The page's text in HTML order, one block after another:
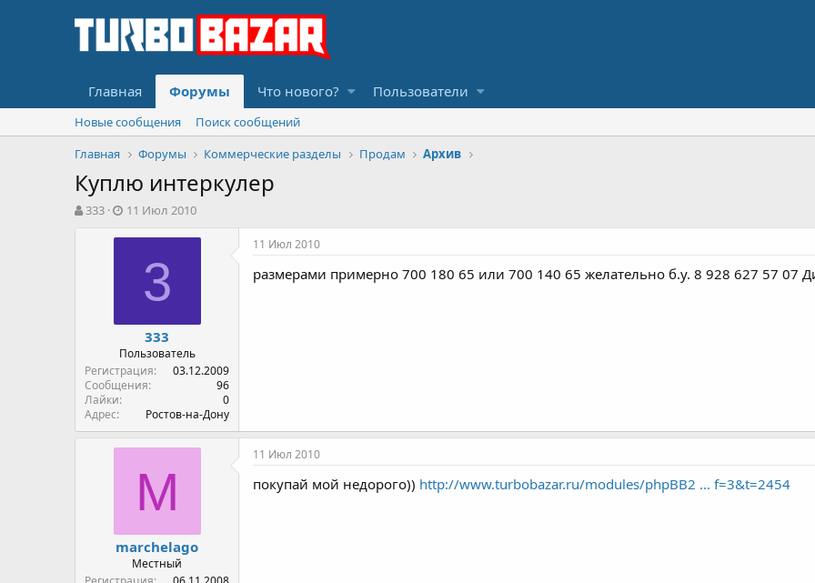
Главная Форумы Что нового? Пользователи
Новые сообщения
Поиск сообщений
Главная
Форумы Коммерческие разделы Продам Архив
Куплю интеркулер
А
333
Д
т
а
а
11 Июл 2010
3
333
Пользователь
Регистрация
03.12.2009
Сообщения
96
Лайки
0
Адрес
Ростов-на-Дону
11 Июл 2010
размерами примерно 700 180 65 или 700 140 65 желательно б.у. 8 928 627 57 07
M
marchelago
Местный
11 Июл 2010
покупай мой недорого)) http://www.turbobazar.ru/modules/phpBB2 ... f=3&t=2454